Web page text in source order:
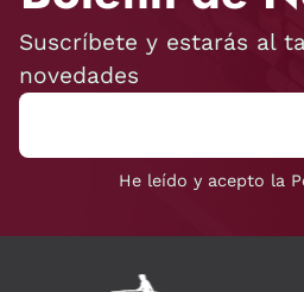
Suscríbete y estarás al
novedades
He leído y acepto la